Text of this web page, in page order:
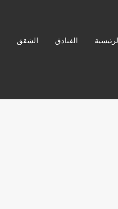
الفنادق الشقق